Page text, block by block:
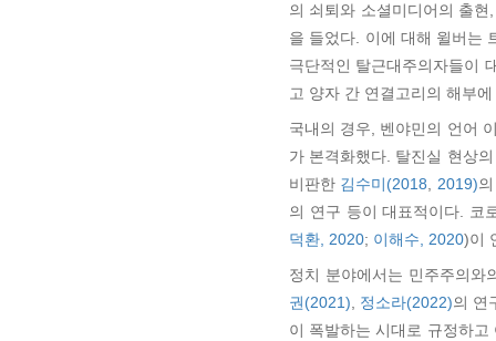
의 쇠퇴와 소셜미디어의 출
을 들었다. 이에 대해 윌버는
극단적인 탈근대주의자들이
고 양자 간 연결고리의 해부
국내의 경우, 벤야민의 언어
가 본격화했다. 탈진실 현상
비판한 김수미(2018, 2019)
의 연구 등이 대표적이다. 코
덕환, 2020; 이해수, 2020)이
정치 분야에서는 민주주의
권(2021), 정소라(2022)의 연
이 폭발하는 시대로 규정하